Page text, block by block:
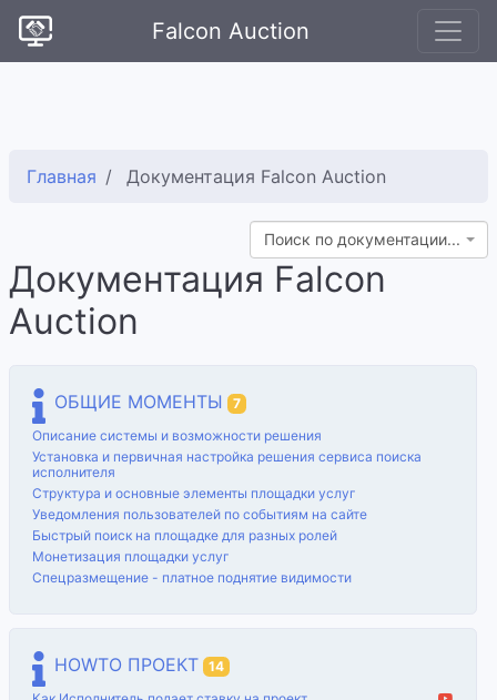
Falcon Auction
Главная Документация Falcon Auction
Поиск по документации...
Документация Falcon
Auction
ОБЩИЕ МОМЕНТЫ
7
Описание системы и возможности решения
Установка и первичная настройка решения сервиса поиска
исполнителя
Структура и основные элементы площадки услуг
Уведомления пользователей по событиям на сайте
Быстрый поиск на площадке для разных ролей
Монетизация площадки услуг
Спецразмещение - платное поднятие видимости
HOWTO ПРОЕКТ 14